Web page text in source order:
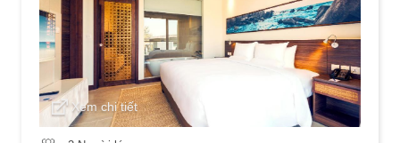
Xem chi tiết